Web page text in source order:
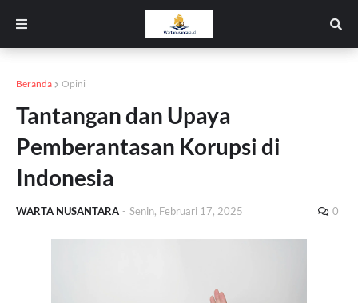
Beranda Opini
Tantangan dan Upaya
Pemberantasan Korupsi di
Indonesia
WARTA NUSANTARA - Senin, Februari 17, 2025 0